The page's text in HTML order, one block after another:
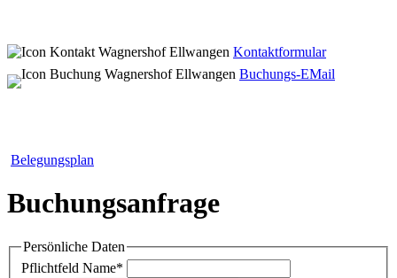
Kontaktformular
Buchungs-EMail
Belegungsplan
Buchungsanfrage
Persönliche Daten
Pflichtfeld Name*